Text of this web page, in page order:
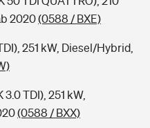
2020(0588 / BXE)
251 kW, Diesel/Hybrid,
TDI), 251 kW,
(0588 / BXX)